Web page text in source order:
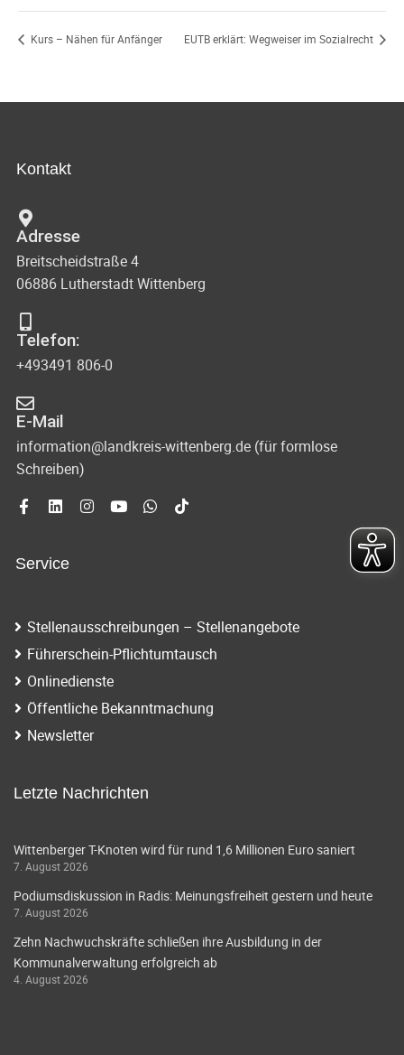
Kurs – Nähen für Anfänger EUTB erklärt: Wegweiser im Sozialrecht
Kontakt
Adresse
Breitscheidstraße 4
06886 Lutherstadt Wittenberg
Telefon:
+493491 806-0
E-Mail
information@landkreis-wittenberg.de (für formlose
Schreiben)
Service
Stellenausschreibungen – Stellenangebote
Führerschein-Pflichtumtausch
Onlinedienste
Öffentliche Bekanntmachung
Newsletter
Letzte Nachrichten
Wittenberger T-Knoten wird für rund 1,6 Millionen Euro saniert
7. August 2026
Podiumsdiskussion in Radis: Meinungsfreiheit gestern und heute
7. August 2026
Zehn Nachwuchskräfte schließen ihre Ausbildung in der
Kommunalverwaltung erfolgreich ab
4. August 2026